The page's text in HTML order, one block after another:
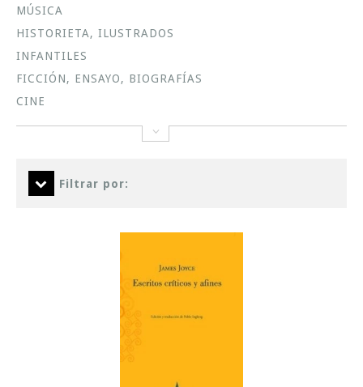
MÚSICA
HISTORIETA, ILUSTRADOS
INFANTILES
FICCIÓN, ENSAYO, BIOGRAFÍAS
CINE
Filtrar por: